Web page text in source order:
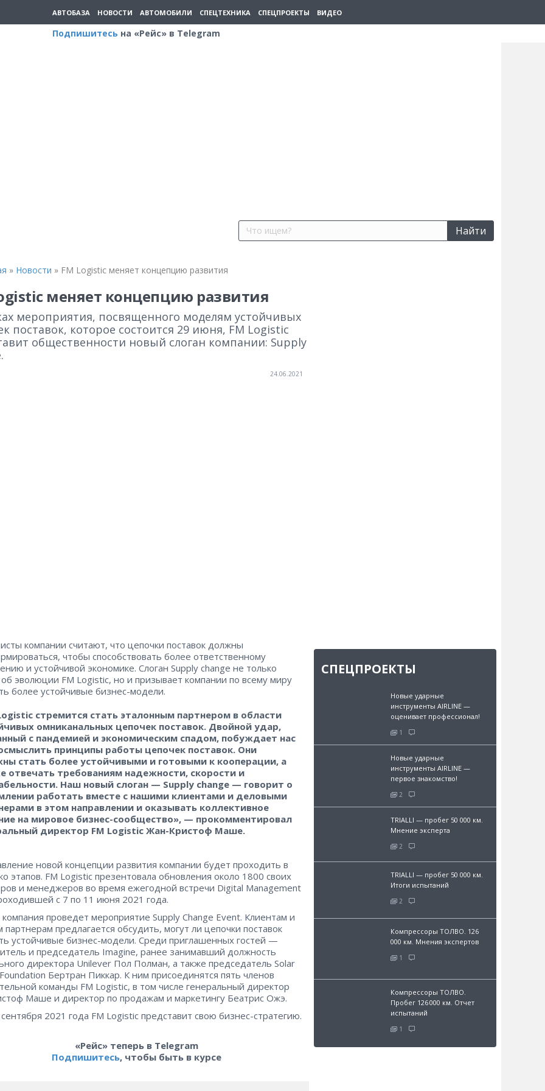
АВТОБАЗА НОВОСТИ АВТОМОБИЛИ СПЕЦТЕХНИКА СПЕЦПРОЕКТЫ ВИДЕО
Подпишитесь на «Рейс» в Telegram
Найти
» Новости » FM Logistic меняет концепцию развития
меняет концепцию развития
мероприятия, посвященного моделям устойчивых
поставок, которое состоится 29 июня, FM Logistic
общественности новый слоган компании: Supply
24.06.2021
компании считают, что цепочки поставок должны
чтобы способствовать более ответственному
и устойчивой экономике. Слоган Supply change не только
эволюции FM Logistic, но и призывает компании по всему миру
более устойчивые бизнес-модели.
стремится стать эталонным партнером в области
омниканальных цепочек поставок. Двойной удар,
с пандемией и экономическим спадом, побуждает нас
принципы работы цепочек поставок. Они
стать более устойчивыми и готовыми к кооперации, а
отвечать требованиям надежности, скорости и
Наш новый слоган — Supply change — говорит о
работать вместе с нашими клиентами и деловыми
в этом направлении и оказывать коллективное
на мировое бизнес-сообщество», — прокомментировал
директор FM Logistic Жан-Кристоф Маше.
новой концепции развития компании будет проходить в
этапов. FM Logistic презентовала обновления около 1800 своих
и менеджеров во время ежегодной встречи Digital Management
с 7 по 11 июня 2021 года.
проведет мероприятие Supply Change Event. Клиентам и
предлагается обсудить, могут ли цепочки поставок
устойчивые бизнес-модели. Среди приглашенных гостей —
и председатель Imagine, ранее занимавший должность
директора Unilever Пол Полман, а также председатель Solar
Бертран Пиккар. К ним присоединятся пять членов
команды FM Logistic, в том числе генеральный директор
Маше и директор по продажам и маркетингу Беатрис Ожэ.
2021 года FM Logistic представит свою бизнес-стратегию.
«Рейс» теперь в Telegram
Подпишитесь, чтобы быть в курсе
СПЕЦПРОЕКТЫ
Новые ударные
инструменты AIRLINE —
оценивает профессионал!
1
Новые ударные
инструменты AIRLINE —
первое знакомство!
2
TRIALLI — пробег 50 000 км.
Мнение эксперта
2
TRIALLI — пробег 50 000 км.
Итоги испытаний
2
Компрессоры ТОЛВО. 126
000 км. Мнения экспертов
1
Компрессоры ТОЛВО.
Пробег 126 000 км. Отчет
испытаний
1